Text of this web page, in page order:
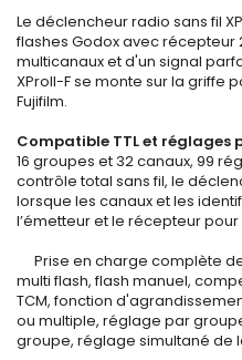
Le déclencheur radio sans fil
flashes Godox avec récepteur
multicanaux et d'un signal
XProII-F se monte sur la
Fujifilm.
Compatible TTL et réglages
16 groupes et 32 canaux, 99
contrôle total sans fil, le
lorsque les canaux et les
l’émetteur et le récepteur
Prise en charge complète de
multi flash, flash manuel,
TCM, fonction
ou multiple, réglage par
groupe, réglage simultané de